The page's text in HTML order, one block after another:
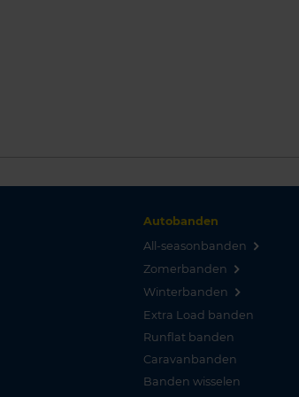
Autobanden
All-seasonbanden
Zomerbanden
Winterbanden
Extra Load banden
Runflat banden
Caravanbanden
Banden wisselen